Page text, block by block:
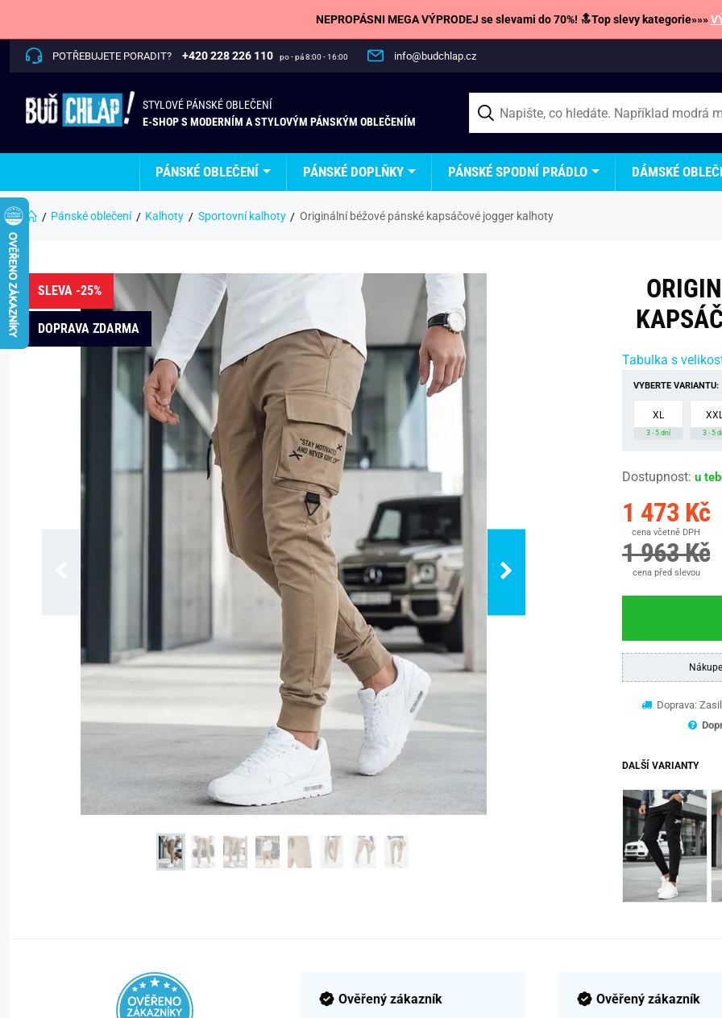
NEPROPÁSNI MEGA VÝPRODEJ se slevami do 70%! 🔝Top slevy kategorie»»»
POTŘEBUJETE PORADIT? +420 228 226 110 po - pá 8:00 - 16:00 info@budchlap.cz
STYLOVÉ PÁNSKÉ OBLEČENÍ
E-SHOP S MODERNÍM A STYLOVÝM PÁNSKÝM OBLEČENÍM
PÁNSKÉ OBLEČENÍ PÁNSKÉ DOPLŇKY PÁNSKÉ SPODNÍ PRÁDLO DÁMSKÉ
Pánské oblečení Kalhoty Sportovní kalhoty Originální béžové pánské kapsáčové jogger kalhoty
SLEVA -25%
DOPRAVA ZDARMA
Tabulka s
VYBERTE VARIANTU:
XL
3 - 5 dní 3 - 5
Dostupnost: u
1 473 Kč
cena včetně DPH
1 963 Kč
cena před slevou
Doprava:
DALŠÍ VARIANTY
Ověřený zákazník
Ověřený zákazník